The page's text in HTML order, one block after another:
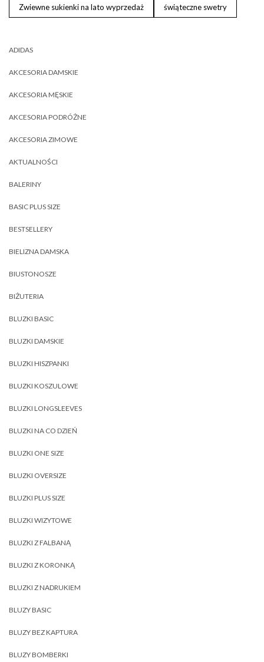
Zwiewne sukienki na lato wyprzedaż świąteczne swetry
ADIDAS
AKCESORIA DAMSKIE
AKCESORIA MĘSKIE
AKCESORIA PODRÓŻNE
AKCESORIA ZIMOWE
AKTUALNOŚCI
BALERINY
BASIC PLUS SIZE
BESTSELLERY
BIELIZNA DAMSKA
BIUSTONOSZE
BIŻUTERIA
BLUZKI BASIC
BLUZKI DAMSKIE
BLUZKI HISZPANKI
BLUZKI KOSZULOWE
BLUZKI LONGSLEEVES
BLUZKI NA CO DZIEŃ
BLUZKI ONE SIZE
BLUZKI OVERSIZE
BLUZKI PLUS SIZE
BLUZKI WIZYTOWE
BLUZKI Z FALBANĄ
BLUZKI Z KORONKĄ
BLUZKI Z NADRUKIEM
BLUZY BASIC
BLUZY BEZ KAPTURA
BLUZY BOMBERKI